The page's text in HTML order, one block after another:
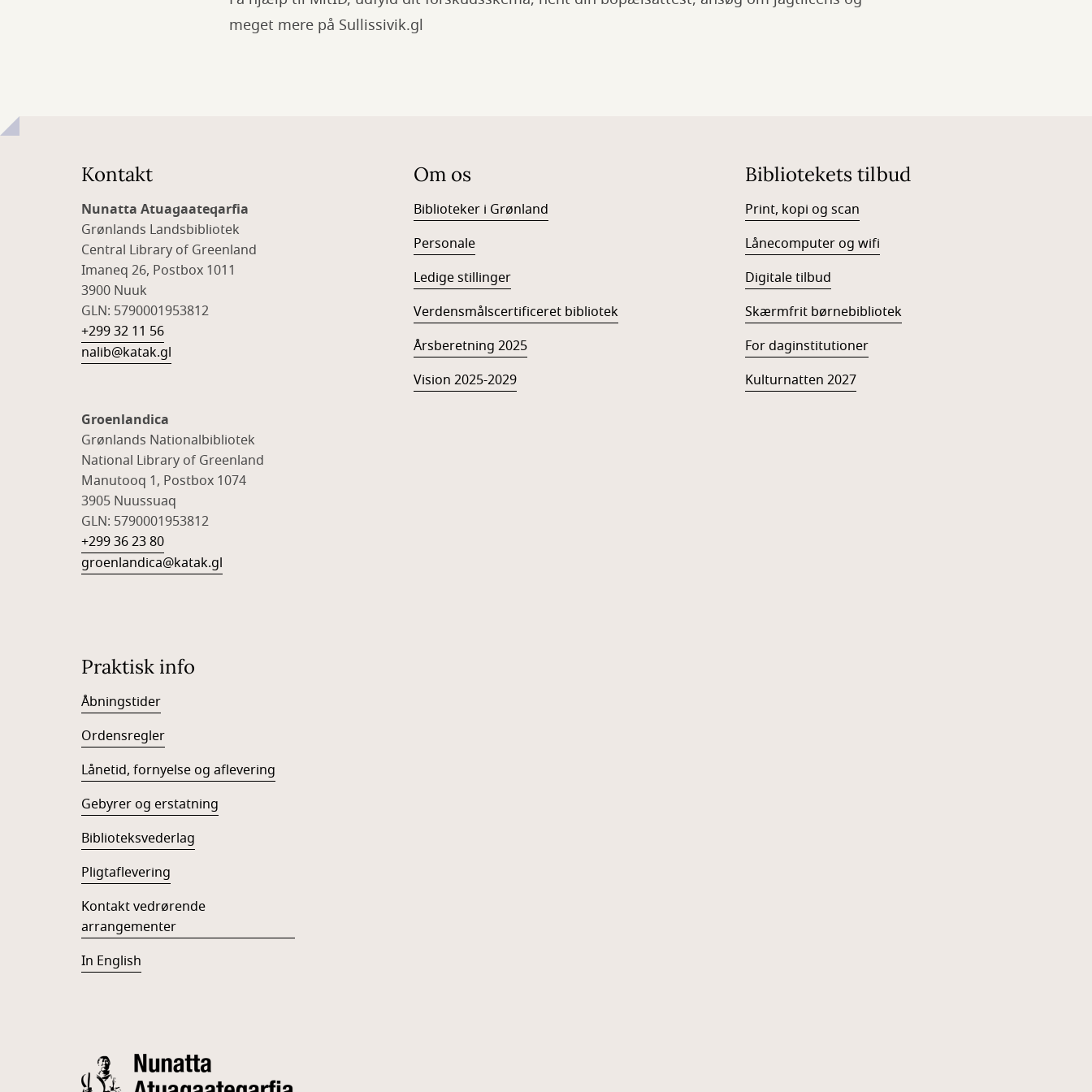
meget mere på Sullissivik.gl
Kontakt
Nunatta Atuagaateqarfia
Grønlands Landsbibliotek
Central Library of Greenland
Imaneq 26, Postbox 1011
3900 Nuuk
GLN: 5790001953812
+299 32 11 56
nalib@katak.gl​
Groenlandica
Grønlands Nationalbibliotek
National Library of Greenland
Manutooq 1, Postbox 1074
3905 Nuussuaq
GLN: 5790001953812
+299 36 23 80
groenlandica@katak.gl
Om os
Biblioteker i Grønland
Personale
Ledige stillinger
Verdensmålscertificeret bibliotek
Årsberetning 2025
Vision 2025-2029
Bibliotekets tilbud
Print, kopi og scan
Lånecomputer og wifi
Digitale tilbud
Skærmfrit børnebibliotek
For daginstitutioner
Kulturnatten 2027
Praktisk info
Åbningstider
Ordensregler
Lånetid, fornyelse og aflevering
Gebyrer og erstatning
Biblioteksvederlag
Pligtaflevering
Kontakt vedrørende
arrangementer
In English